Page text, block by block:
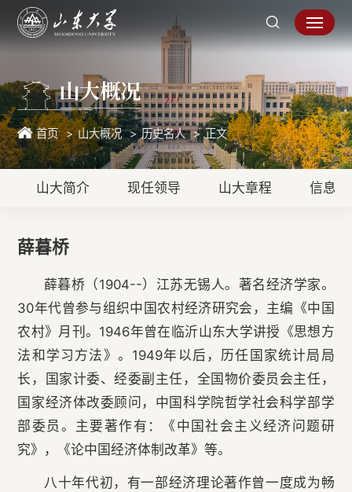
山大概况
首页 山大概况 历史名人 正文
山大简介 现任领导 山大章程 信息
薛暮桥
薛暮桥（1904--）江苏无锡人。著名经济学家。
30年代曾参与组织中国农村经济研究会，主编《中国
农村》月刊。1946年曾在临沂山东大学讲授《思想方
法和学习方法》。1949年以后，历任国家统计局局
长，国家计委、经委副主任，全国物价委员会主任，
国家经济体改委顾问，中国科学院哲学社会科学部学
部委员。主要著作有：《中国社会主义经济问题研
究》，《论中国经济体制改革》等。
八十年代初，有一部经济理论著作曾一度成为畅